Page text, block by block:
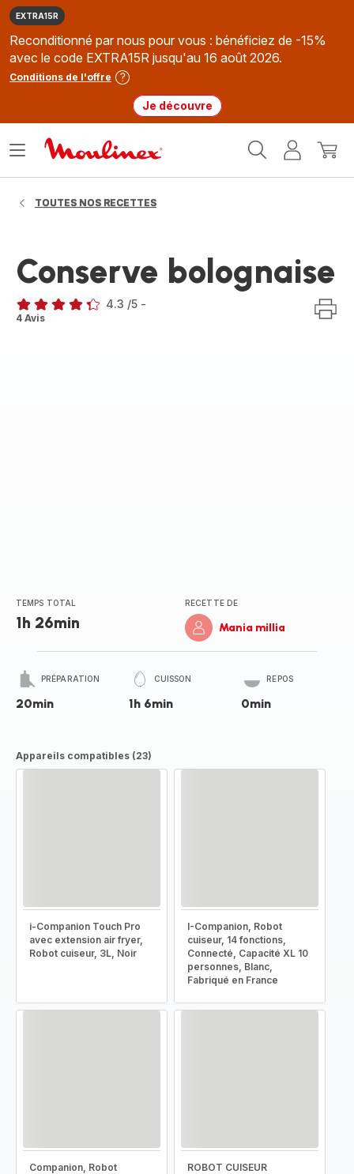
EXTRA15R
Reconditionné par nous pour vous : bénéficiez de -15%
avec le code EXTRA15R jusqu'au 16 août 2026.
Conditions de l'offre
Je découvre
MonMon
Ouvrir
TOUTES NOS RECETTES
Conserve bolognaise
ratings.4.3
4.3 /5 -
4 Avis
TEMPS TOTAL
1h 26min
RECETTE DE
Mania millia
PRÉPARATION
20min
CUISSON
1h 6min
REPOS
0min
Appareils compatibles (23)
i-Companion Touch Pro
avec extension air fryer,
Robot cuiseur, 3L, Noir
I-Companion, Robot
cuiseur, 14 fonctions,
Connecté, Capacité XL 10
personnes, Blanc,
Fabriqué en France
Companion, Robot
ROBOT CUISEUR